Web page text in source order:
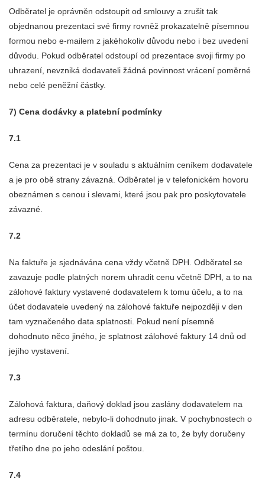
Odběratel je oprávněn odstoupit od smlouvy a zrušit tak
objednanou prezentaci své firmy rovněž prokazatelně písemnou
formou nebo e-mailem z jakéhokoliv důvodu nebo i bez uvedení
důvodu. Pokud odběratel odstoupí od prezentace svoji firmy po
uhrazení, nevzniká dodavateli žádná povinnost vrácení poměrné
nebo celé peněžní částky.
7) Cena dodávky a platební podmínky
7.1
Cena za prezentaci je v souladu s aktuálním ceníkem dodavatele
a je pro obě strany závazná. Odběratel je v telefonickém hovoru
obeznámen s cenou i slevami, které jsou pak pro poskytovatele
závazné.
7.2
Na faktuře je sjednávána cena vždy včetně DPH. Odběratel se
zavazuje podle platných norem uhradit cenu včetně DPH, a to na
zálohové faktury vystavené dodavatelem k tomu účelu, a to na
účet dodavatele uvedený na zálohové faktuře nejpozději v den
tam vyznačeného data splatnosti. Pokud není písemně
dohodnuto něco jiného, je splatnost zálohové faktury 14 dnů od
jejího vystavení.
7.3
Zálohová faktura, daňový doklad jsou zaslány dodavatelem na
adresu odběratele, nebylo-li dohodnuto jinak. V pochybnostech o
termínu doručení těchto dokladů se má za to, že byly doručeny
třetího dne po jeho odeslání poštou.
7.4